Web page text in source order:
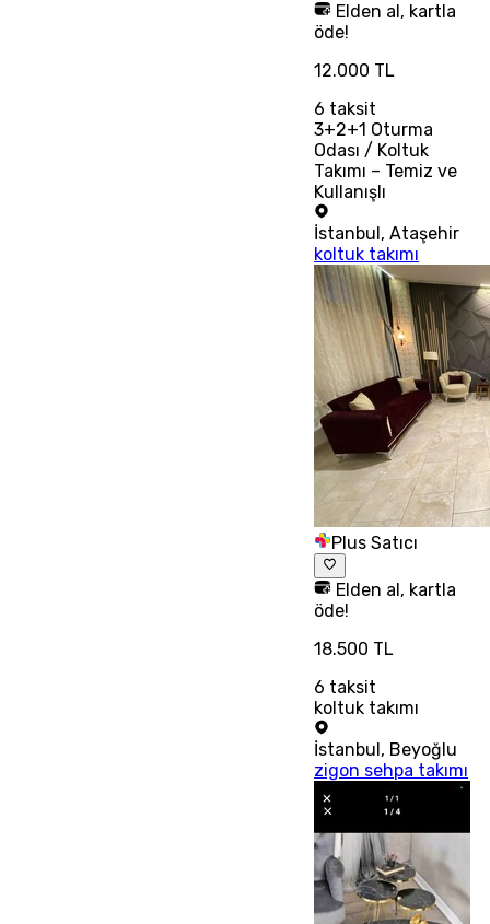
Elden al, kartla
öde!
12.000 TL
6 taksit
3+2+1 Oturma
Odası / Koltuk
Takımı – Temiz ve
Kullanışlı
İstanbul ,Ataşehir
koltuk takımı
Plus Satıcı
Elden al, kartla
öde!
18.500 TL
6 taksit
koltuk takımı
İstanbul, Beyoğlu
zigon sehpa takımı